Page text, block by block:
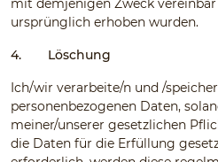
mit demjenigen Zweck
ursprünglich erhoben wurden.
4. Löschung
Ich/wir verarbeite/n und /
personenbezogenen Daten,
meiner/unserer gesetzlichen
die Daten für die Erfüllung